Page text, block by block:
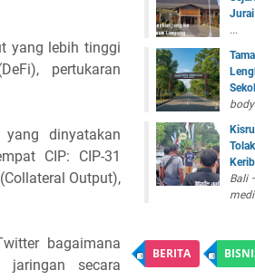
yang lebih tinggi
pertukaran
dinyatakan
CIP: CIP-31
Output),
bagaimana
jaringan secara
Jurai
...
Bali
BERITA